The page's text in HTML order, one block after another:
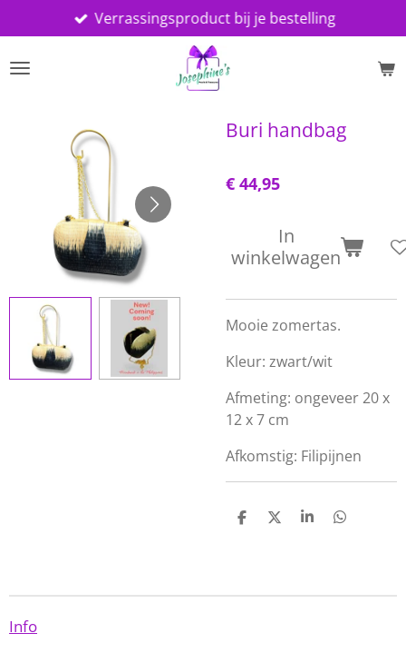
direct
naar
Verrassingsproduct bij je bestelling
Buri handbag
€ 44,95
In
winkelwagen
Mooie zomertas.
Kleur: zwart/wit
Afmeting: ongeveer 20 x
12 x 7 cm
Afkomstig: Filipijnen
D
D
S
D
Info